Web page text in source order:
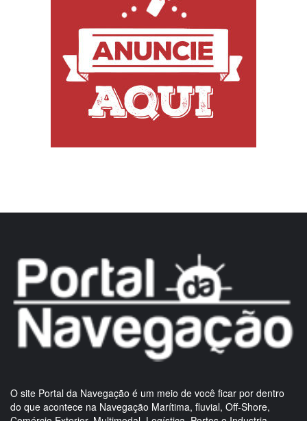
O site Portal da Navegação é um meio de você ficar por dentro
do que acontece na Navegação Marítima, fluvial, Off-Shore,